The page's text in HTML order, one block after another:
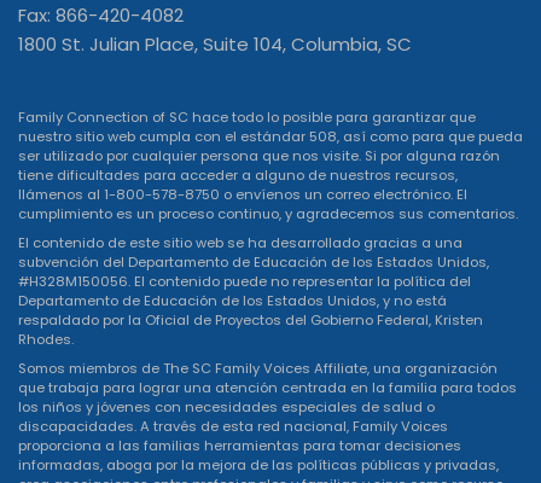
Fax: 866-420-4082
1800 St. Julian Place, Suite 104, Columbia, SC
Family Connection of SC hace todo lo posible para garantizar que
nuestro sitio web cumpla con el estándar 508, así como para que pueda
ser utilizado por cualquier persona que nos visite. Si por alguna razón
tiene dificultades para acceder a alguno de nuestros recursos,
llámenos al 1-800-578-8750 o envíenos un correo electrónico. El
cumplimiento es un proceso continuo, y agradecemos sus comentarios.
El contenido de este sitio web se ha desarrollado gracias a una
subvención del Departamento de Educación de los Estados Unidos,
#H328M150056. El contenido puede no representar la política del
Departamento de Educación de los Estados Unidos, y no está
respaldado por la Oficial de Proyectos del Gobierno Federal, Kristen
Rhodes.
Somos miembros de The SC Family Voices Affiliate, una organización
que trabaja para lograr una atención centrada en la familia para todos
los niños y jóvenes con necesidades especiales de salud o
discapacidades. A través de esta red nacional, Family Voices
proporciona a las familias herramientas para tomar decisiones
informadas, aboga por la mejora de las políticas públicas y privadas,